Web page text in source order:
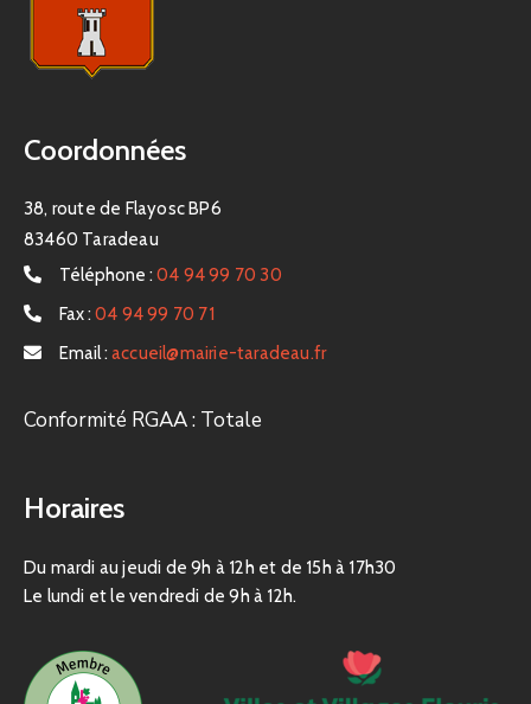
Coordonnées
38, route de Flayosc BP6
83460 Taradeau
Téléphone : 04 94 99 70 30
Fax : 04 94 99 70 71
Email : accueil@mairie-taradeau.fr
Conformité RGAA : Totale
Horaires
Du mardi au jeudi de 9h à 12h et de 15h à 17h30
Le lundi et le vendredi de 9h à 12h.